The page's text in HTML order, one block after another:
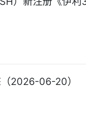
2026-06-20）